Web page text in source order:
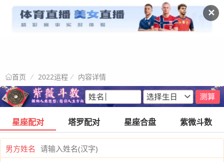
✕
首页 2022运程 内容详情
星座配对 塔罗配对 星座合盘 紫微斗数
男方姓名